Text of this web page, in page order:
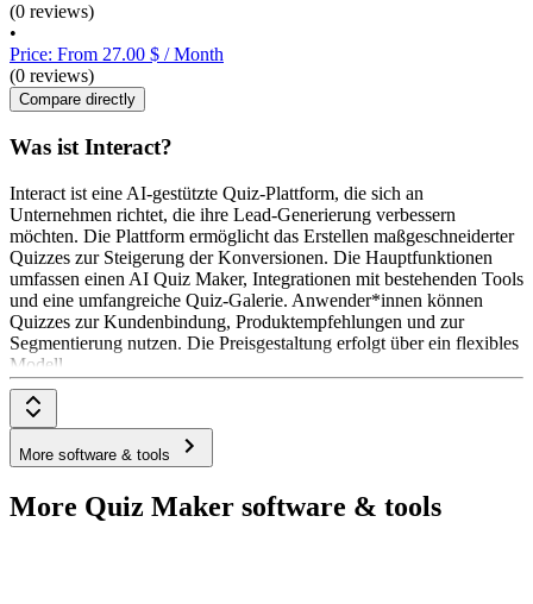
(0 reviews)
•
Price: From 27.00 $ / Month
(0 reviews)
Compare directly
Was ist Interact?
Interact ist eine AI-gestützte Quiz-Plattform, die sich an
Unternehmen richtet, die ihre Lead-Generierung verbessern
möchten. Die Plattform ermöglicht das Erstellen maßgeschneiderter
Quizzes zur Steigerung der Konversionen. Die Hauptfunktionen
umfassen einen AI Quiz Maker, Integrationen mit bestehenden Tools
und eine umfangreiche Quiz-Galerie. Anwender*innen können
Quizzes zur Kundenbindung, Produktempfehlungen und zur
Segmentierung nutzen. Die Preisgestaltung erfolgt über ein flexibles
Modell
More software & tools
More Quiz Maker software & tools